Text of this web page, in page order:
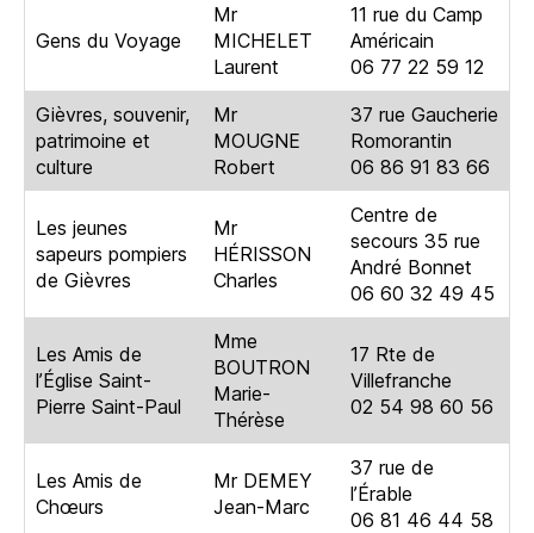
Gens du Voyage
Mr
MICHELET
Laurent
11 rue du Camp
Américain
06 77 22 59 12
Gièvres, souvenir,
patrimoine et
culture
Mr
MOUGNE
Robert
37 rue Gaucherie
Romorantin
06 86 91 83 66
Les jeunes
sapeurs pompiers
de Gièvres
Mr
HÉRISSON
Charles
Centre de
secours 35 rue
André Bonnet
06 60 32 49 45
Les Amis de
l’Église Saint-
Pierre Saint-Paul
Mme
BOUTRON
Marie-
Thérèse
17 Rte de
Villefranche
02 54 98 60 56
Les Amis de
Chœurs
Mr DEMEY
Jean-Marc
37 rue de
l’Érable
06 81 46 44 58